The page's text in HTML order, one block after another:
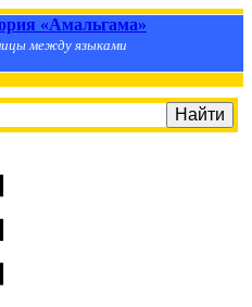
«Амальгама»
между языками